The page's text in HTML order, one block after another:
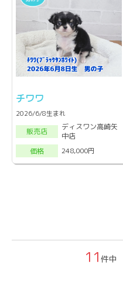
チワワ
2026/6/8生まれ
販売店
ディスワン高崎矢
中店
価格
248,000円
11 件中